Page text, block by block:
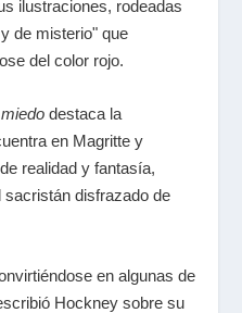
ilustraciones, rodeadas
de misterio" que
del color rojo.
destaca la
en Magritte y
realidad y fantasía,
disfrazado de
en algunas de
Hockney sobre su